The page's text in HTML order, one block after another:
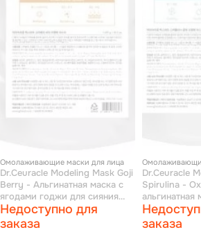
Омолаживающие маски для лица
Dr.Ceuracle Modeling Mask Goji
Berry - Альгинатная маска с
ягодами годжи для сияния
1000 г
Недоступно для
заказа
Dr.Ceuracle
Spirulina -
альгинатная
спирулиной
заказа